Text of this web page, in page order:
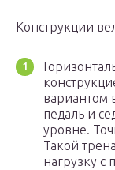
Конструкции
вариантом
педаль и
уровне.
Такой
нагрузку с